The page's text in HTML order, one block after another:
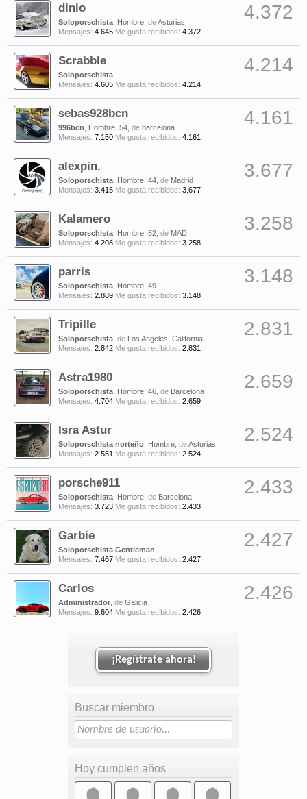
4.372
dinio
Soloporschista , Hombre, deAsturias
Mensajes: 4.645 Me gusta recibidos: 4.372
4.214
Scrabble
Soloporschista
Mensajes: 4.605 Me gusta recibidos: 4.214
4.161
sebas928bcn
996bcn , Hombre, 54, de barcelona
Mensajes: 7.150 Me gusta recibidos: 4.161
3.677
alexpin.
Soloporschista , Hombre, 44, de Madrid
Mensajes: 3.415 Me gusta recibidos: 3.677
3.258
Kalamero
Soloporschista , Hombre, 52, de MAD
Mensajes: 4.208 Me gusta recibidos: 3.258
3.148
parris
Soloporschista , Hombre, 49
Mensajes: 2.889 Me gusta recibidos: 3.148
2.831
Tripille
Soloporschista de Los Angeles, California
Mensajes: 2.842 Me gusta recibidos: 2.831
2.659
Astra1980
Soloporschista , Hombre, 46, de Barcelona
Mensajes: 4.704 Me gusta recibidos: 2.659
2.524
Isra Astur
Soloporschista norteño , Hombre, deAsturias
Mensajes: 2.551 Me gusta recibidos: 2.524
2.433
porsche911
Soloporschista , Hombre, de Barcelona
Mensajes: 3.723 Me gusta recibidos: 2.433
2.427
Garbie
Soloporschista Gentleman
Mensajes: 7.467 Me gusta recibidos: 2.427
2.426
Carlos
Administrador de Galicia
Mensajes: 9.604 Me gusta recibidos: 2.426
¡Regístrate ahora!
Buscar miembro
Hoy cumplen años